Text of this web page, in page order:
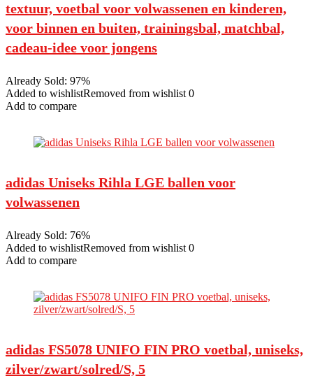
textuur, voetbal voor volwassenen en kinderen,
voor binnen en buiten, trainingsbal, matchbal,
cadeau-idee voor jongens
Already Sold: 97%
Added to wishlistRemoved from wishlist 0
Add to compare
adidas Uniseks Rihla LGE ballen voor
volwassenen
Already Sold: 76%
Added to wishlistRemoved from wishlist 0
Add to compare
adidas FS5078 UNIFO FIN PRO voetbal, uniseks,
zilver/zwart/solred/S, 5